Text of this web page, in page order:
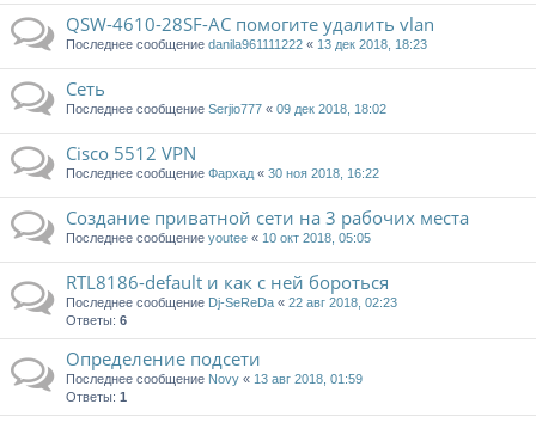
QSW-4610-28SF-AC помогите удалить vlan
Последнее сообщение danila961111222 « 13 дек 2018, 18:23
Сеть
Последнее сообщение Serjio777 « 09 дек 2018, 18:02
Cisco 5512 VPN
Последнее сообщение Фархад « 30 ноя 2018, 16:22
Создание приватной сети на 3 рабочих места
Последнее сообщение youtee « 10 окт 2018, 05:05
RTL8186-default и как с ней бороться
Последнее сообщение Dj-SeReDa « 22 авг 2018, 02:23
Ответы: 6
Определение подсети
Последнее сообщение Novy « 13 авг 2018, 01:59
Ответы: 1